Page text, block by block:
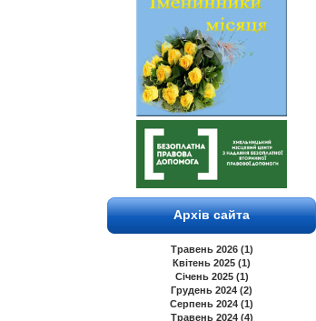
Архів сайта
Травень 2026 (1)
Квітень 2025 (1)
Січень 2025 (1)
Грудень 2024 (2)
Серпень 2024 (1)
Травень 2024 (4)